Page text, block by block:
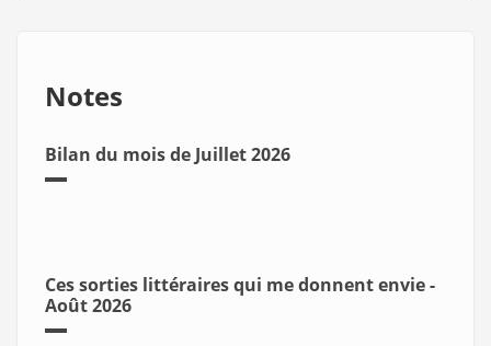
Notes
Bilan du mois de Juillet 2026
Ces sorties littéraires qui me donnent envie -
Août 2026